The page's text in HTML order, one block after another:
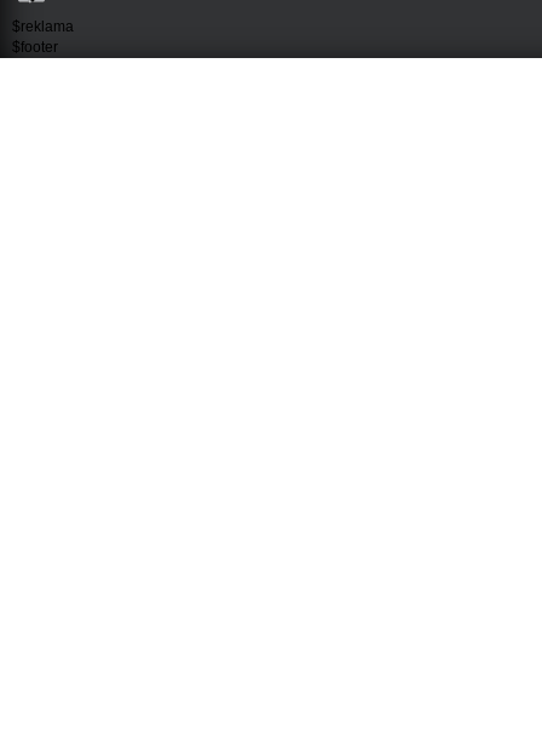
$reklama
$footer